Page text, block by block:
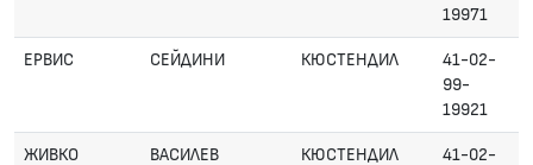
19971
ЕРВИС СЕЙДИНИ КЮСТЕНДИЛ
41-02-
99-
19921
ЖИВКО ВАСИЛЕВ КЮСТЕНДИЛ
41-02-